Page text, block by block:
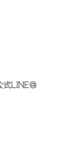
式LINE＠